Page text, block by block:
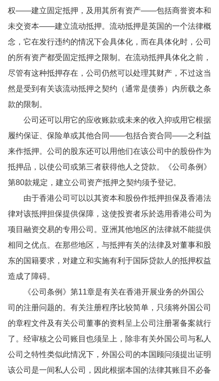
权——建立固定抵押，及用其所有资产——包括商誉资本和
未交资本——建立流动抵押。流动抵押是英国的一个法律概
念，它在发行违约的情况下会具体化，而在具体化时，公司
的所有资产都受固定抵押之限制。在流动抵押具体化之前，
尽管有这种抵押存在，公司仍然可以处理其财产，不过这当
然是受到有关该流动抵押之契约（通常是债券）内所载之条
款的限制。
公司还可以用它的应收账款或未来的收入抑或用它根据
履约保证、保险单或其他合同——包括合资合同——之利益
来作抵押。公司的股东还可以用他们在该公司中的股份作为
抵押品，以使公司或第三者获得他人之贷款。《公司条例》
第80款规定，建立公司资产抵押之契约须予登记。
由于香港公司可以以其资本和股份作抵押担保及香港法
律对该抵押担保提供保障，这使投资者乐於选用香港公司为
项目融资交易的专用公司。亚洲其他地区的法律就不能提供
相同之优点。在那些地区，与抵押有关的法律及对董事和股
东的国籍要求，对建立和实施有利于国际贷款人的抵押权益
造成了障碍。
《公司条例》第11章是有关在香港开展业务的外国公
司的注册问题的。有关注册程序比较简单，只须将外国公司
的章程文件及有关公司董事的资料呈上公司注册署备案就行
了。经审核之公司账目也须呈上，除非有关外国公司与私人
公司之特性类似此情况下，外国公司的本国顾问须提出证明
该公司是一间私人公司，因此根据本国的法律其账目不必备